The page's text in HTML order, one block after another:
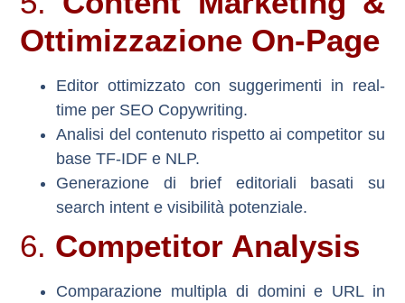
Ottimizzazione On-Page
Editor ottimizzato con suggerimenti in real-
time per SEO Copywriting.
Analisi del contenuto rispetto ai competitor su
base TF-IDF e NLP.
Generazione di brief editoriali basati su
search intent e visibilità potenziale.
6. Competitor Analysis
Comparazione multipla di domini e URL in